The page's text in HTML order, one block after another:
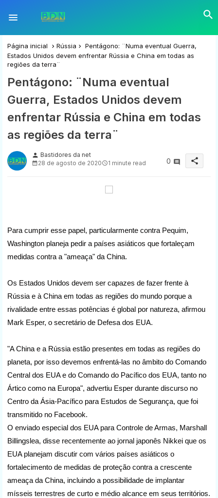
Página inicial Rússia
Pentágono: ¨Numa eventual Guerra,
Estados Unidos devem enfrentar Rússia e China em todas as
regiões da terra¨
Pentágono: ¨Numa eventual
Guerra, Estados Unidos devem
enfrentar Rússia e China em todas
as regiões da terra¨
person Bastidores da net
28 de agosto de 2020
1 minute read 0 share
Para cumprir esse papel, particularmente contra Pequim,
Washington planeja pedir a países asiáticos que fortaleçam
medidas contra a "ameaça" da China.
Os Estados Unidos devem ser capazes de fazer frente à
Rússia e à China em todas as regiões do mundo porque a
rivalidade entre essas potências é global por natureza, afirmou
Mark Esper, o secretário de Defesa dos EUA.
"A China e a Rússia estão presentes em todas as regiões do
planeta, por isso devemos enfrentá-las no âmbito do Comando
Central dos EUA e do Comando do Pacífico dos EUA, tanto no
Ártico como na Europa", advertiu Esper durante discurso no
Centro da Ásia-Pacífico para Estudos de Segurança, que foi
transmitido no Facebook.
O enviado especial dos EUA para Controle de Armas, Marshall
Billingslea, disse recentemente ao jornal japonês Nikkei que os
EUA planejam discutir com vários países asiáticos o
fortalecimento de medidas de proteção contra a crescente
ameaça da China, incluindo a possibilidade de implantar
mísseis terrestres de curto e médio alcance em seus territórios.